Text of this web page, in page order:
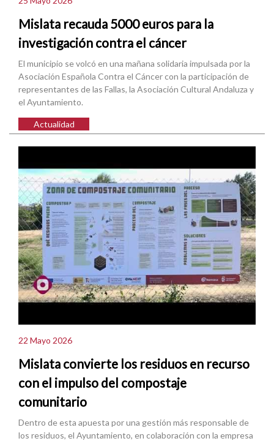
Mislata recauda 5000 euros para la
investigación contra el cáncer
El municipio se volcó en una mañana solidaria impulsada por la
Asociación Española Contra el Cáncer con la participación de
representantes de las Fallas, la Asociación Cultural Andaluza y
el Ayuntamiento.
Actualidad
22 Mayo 2026
Mislata convierte los residuos en recurso
con el impulso del compostaje
comunitario
Dentro de esta apuesta por una gestión más responsable de
los residuos, el Ayuntamiento, en colaboración con la empresa